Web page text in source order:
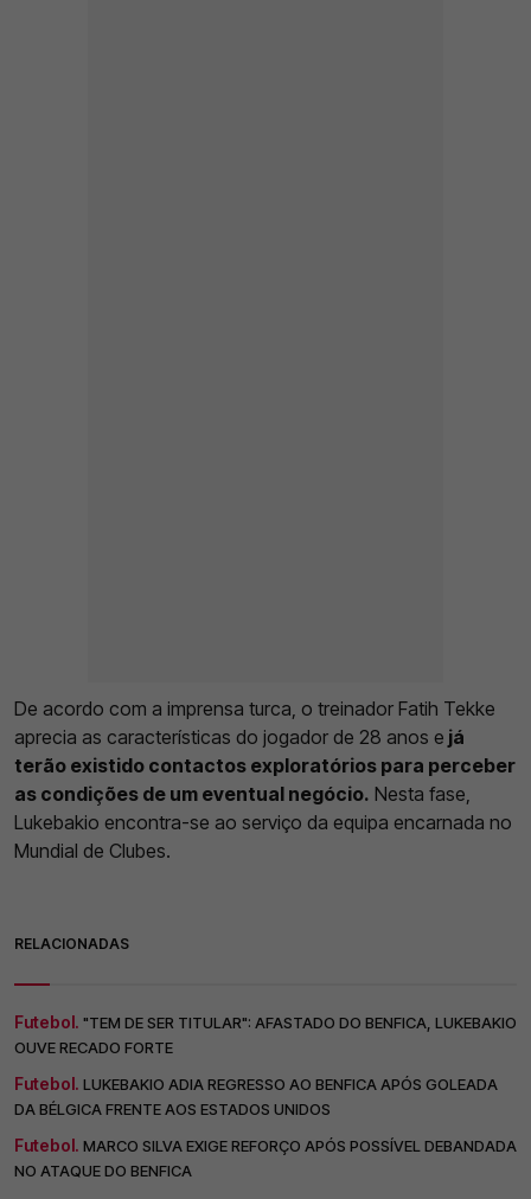
De acordo com a imprensa turca, o treinador Fatih Tekke
aprecia as características do jogador de 28 anos e já
terão existido contactos exploratórios para perceber
as condições de um eventual negócio. Nesta fase,
Lukebakio encontra-se ao serviço da equipa encarnada no
Mundial de Clubes.
RELACIONADAS
Futebol. "TEM DE SER TITULAR": AFASTADO DO BENFICA, LUKEBAKIO
OUVE RECADO FORTE
Futebol. LUKEBAKIO ADIA REGRESSO AO BENFICA APÓS GOLEADA
DA BÉLGICA FRENTE AOS ESTADOS UNIDOS
Futebol. MARCO SILVA EXIGE REFORÇO APÓS POSSÍVEL DEBANDADA
NO ATAQUE DO BENFICA